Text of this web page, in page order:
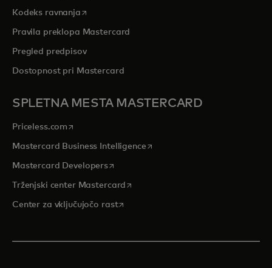
Kodeks ravnanjaopens in a new tab
Pravila preklopa Mastercard
Pregled predpisov
Dostopnost pri Mastercard
SPLETNA MESTA MASTERCARD
Priceless.com opens in a new tab
Mastercard Business Intelligenceopens in a new tab
Mastercard Developersopens in a new tab
Trženjski center Mastercard opens in a new tab
Center za vključujočo rastopens in a new tab